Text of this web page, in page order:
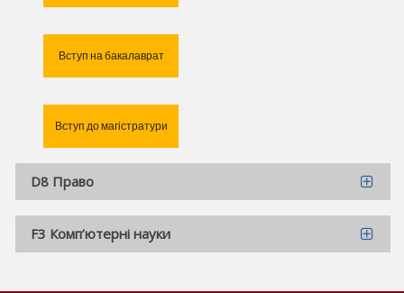
Вступ на бакалаврат
Вступ до магістратури
D8 Право
F3 Комп’ютерні науки